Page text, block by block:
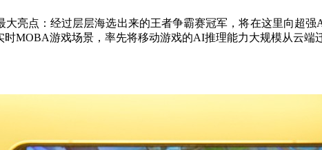
亮点：经过层层海选出来的王者争霸赛冠军，将在这里向超强
MOBA游戏场景，率先将移动游戏的AI推理能力大规模从云